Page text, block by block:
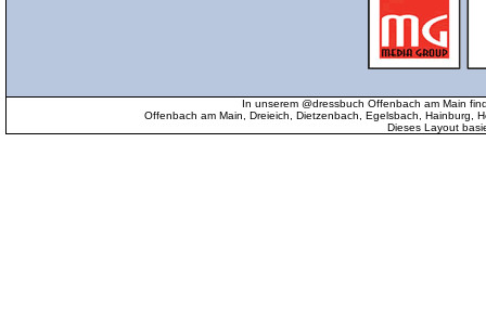
In unserem @dressbuch Offenbach am Main
Offenbach am Main, Dreieich, Dietzenbach, Egelsbach, Hainburg,
Dieses Layout